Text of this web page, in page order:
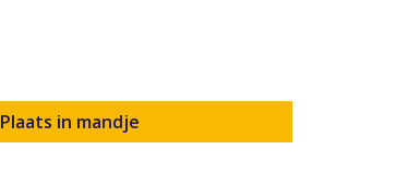
Plaats in mandje